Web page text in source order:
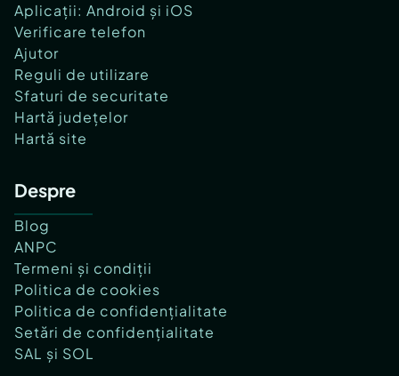
Aplicații: Android și iOS
Verificare telefon
Ajutor
Reguli de utilizare
Sfaturi de securitate
Hartă județelor
Hartă site
Despre
Blog
ANPC
Termeni și condiții
Politica de cookies
Politica de confidențialitate
Setări de confidențialitate
SAL și SOL